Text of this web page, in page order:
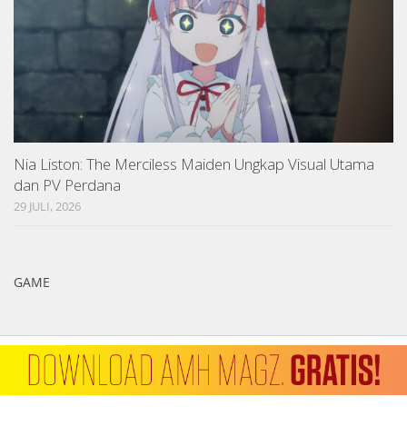
Nia Liston: The Merciless Maiden Ungkap Visual Utama
dan PV Perdana
29 JULI, 2026
GAME